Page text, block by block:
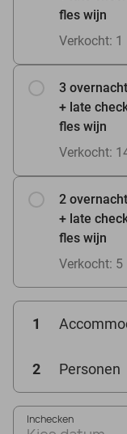
fles wijn
Verkocht: 1
3
+ late
fles wijn
Verkocht:
2
+ late
fles wijn
Verkocht: 5
1
2 Personen
Inchecken